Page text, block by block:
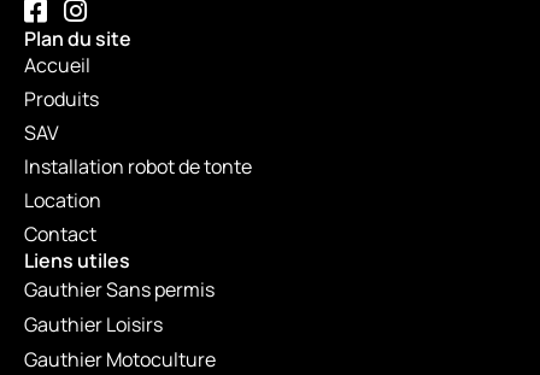
Plan du site
Accueil
Produits
SAV
Installation robot de tonte
Location
Contact
Liens utiles
Gauthier Sans permis
Gauthier Loisirs
Gauthier Motoculture